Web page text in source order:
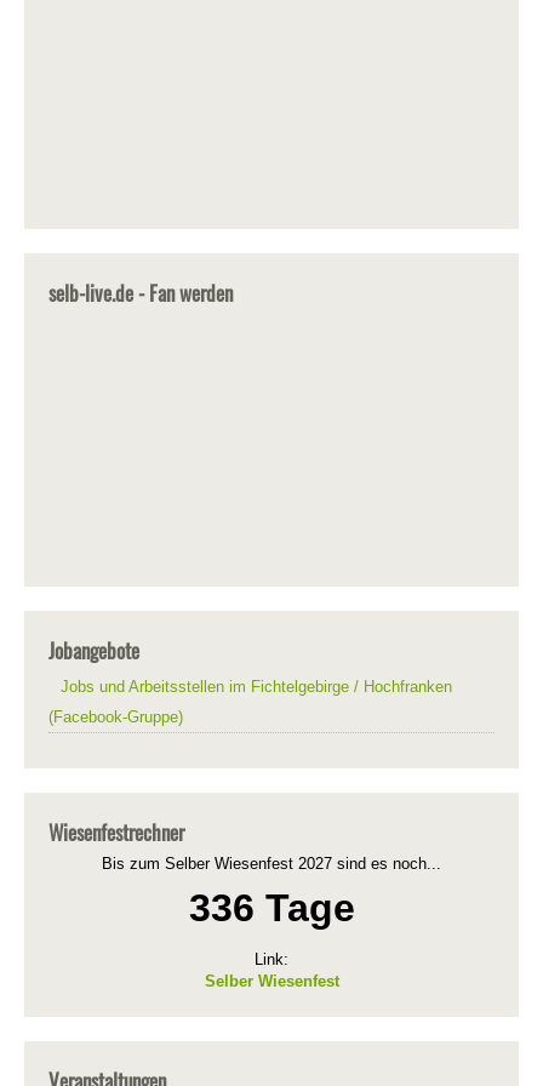
selb-live.de - Fan werden
Jobangebote
Jobs und Arbeitsstellen im Fichtelgebirge / Hochfranken
(Facebook-Gruppe)
Wiesenfestrechner
Bis zum Selber Wiesenfest 2027 sind es noch...
336 Tage
Link:
Selber Wiesenfest